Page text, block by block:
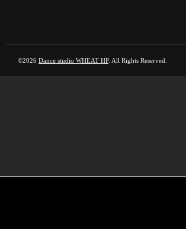
©2026 Dance studio WHEAT HP. All Rights Reserved.